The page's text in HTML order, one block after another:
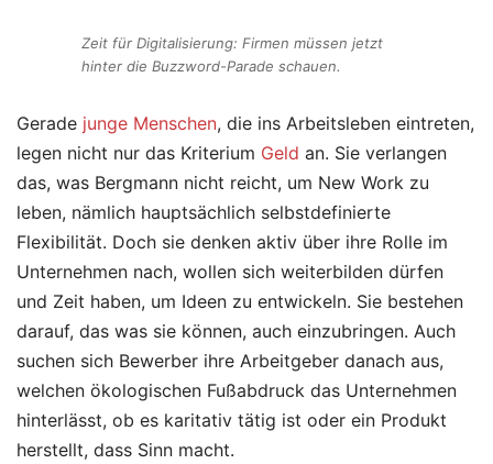
Zeit für Digitalisierung: Firmen müssen jetzt
hinter die Buzzword-Parade schauen.
Gerade junge Menschen, die ins Arbeitsleben eintreten,
legen nicht nur das Kriterium Geld an. Sie verlangen
das, was Bergmann nicht reicht, um New Work zu
leben, nämlich hauptsächlich selbstdefinierte
Flexibilität. Doch sie denken aktiv über ihre Rolle im
Unternehmen nach, wollen sich weiterbilden dürfen
und Zeit haben, um Ideen zu entwickeln. Sie bestehen
darauf, das was sie können, auch einzubringen. Auch
suchen sich Bewerber ihre Arbeitgeber danach aus,
welchen ökologischen Fußabdruck das Unternehmen
hinterlässt, ob es karitativ tätig ist oder ein Produkt
herstellt, dass Sinn macht.